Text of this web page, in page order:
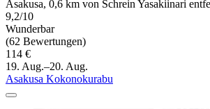
Asakusa, 0,6 km von Schrein Yasakiinari
9,2/10
Wunderbar
(62 Bewertungen)
114 €
19. Aug.–20. Aug.
Asakusa Kokonokurabu